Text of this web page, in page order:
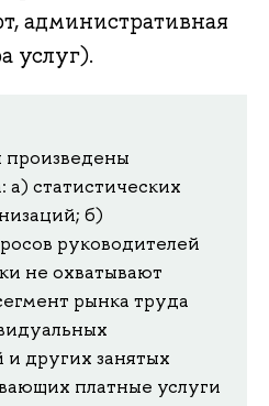
административная
услуг).
произведены
а) статистических
б)
руководителей
не охватывают
рынка труда
других занятых
платные услуги